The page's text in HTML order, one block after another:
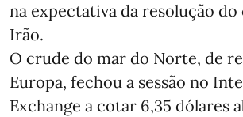
na expectativa da resolução
Irão.
O crude do mar do Norte, de
Europa, fechou a sessão no
Exchange a cotar 6,35 dólares